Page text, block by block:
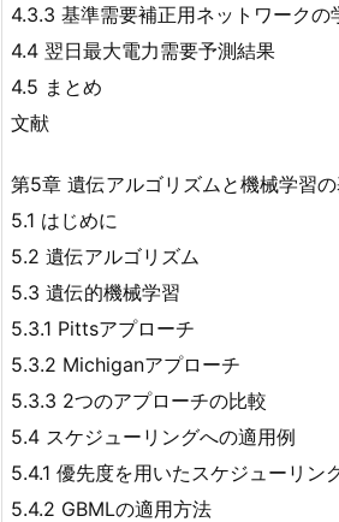
4.3.3 基準需要補正用ネットワークの
4.4 翌日最大電力需要予測結果
4.5 まとめ
文献
第5章 遺伝アルゴリズムと機械学習
5.1 はじめに
5.2 遺伝アルゴリズム
5.3 遺伝的機械学習
5.3.1 Pittsアプローチ
5.3.2 Michiganアプローチ
5.3.3 2つのアプローチの比較
5.4 スケジューリングへの適用例
5.4.1 優先度を用いたスケジューリン
5.4.2 GBMLの適用方法